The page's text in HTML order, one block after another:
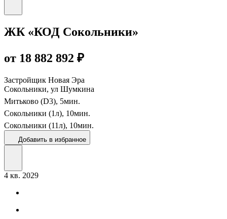
ЖК «КОД Сокольники»
от 18 882 892 ₽
Застройщик Новая Эра
Сокольники, ул Шумкина
Митьково (D3), 5мин.
Сокольники (1л), 10мин.
Сокольники (11л), 10мин.
Добавить в избранное
4 кв. 2029